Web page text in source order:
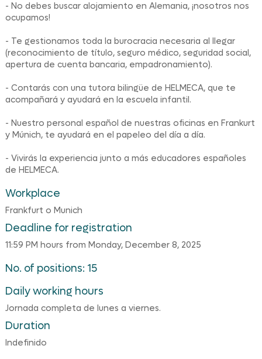
- No debes buscar alojamiento en Alemania, ¡nosotros nos
ocupamos!
- Te gestionamos toda la burocracia necesaria al llegar
(reconocimiento de título, seguro médico, seguridad social,
apertura de cuenta bancaria, empadronamiento).
- Contarás con una tutora bilingüe de HELMECA, que te
acompañará y ayudará en la escuela infantil.
- Nuestro personal español de nuestras oficinas en Frankurt
y Múnich, te ayudará en el papeleo del día a día.
- Vivirás la experiencia junto a más educadores españoles
de HELMECA.
Workplace
Frankfurt o Munich
Deadline for registration
11:59 PM hours from Monday, December 8, 2025
No. of positions: 15
Daily working hours
Jornada completa de lunes a viernes.
Duration
Indefinido